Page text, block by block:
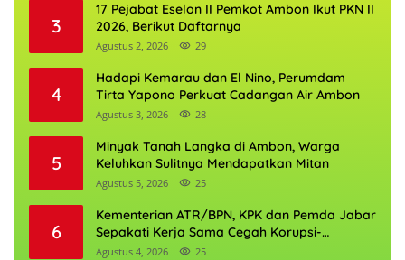
3
17 Pejabat Eselon II Pemkot Ambon Ikut PKN II
2026, Berikut Daftarnya
Agustus 2, 2026 29
4
Hadapi Kemarau dan El Nino, Perumdam
Tirta Yapono Perkuat Cadangan Air Ambon
Agustus 3, 2026 28
5
Minyak Tanah Langka di Ambon, Warga
Keluhkan Sulitnya Mendapatkan Mitan
Agustus 5, 2026 25
6
Kementerian ATR/BPN, KPK dan Pemda Jabar
Sepakati Kerja Sama Cegah Korupsi-
Penguatan Ekonomi
Agustus 4, 2026 25